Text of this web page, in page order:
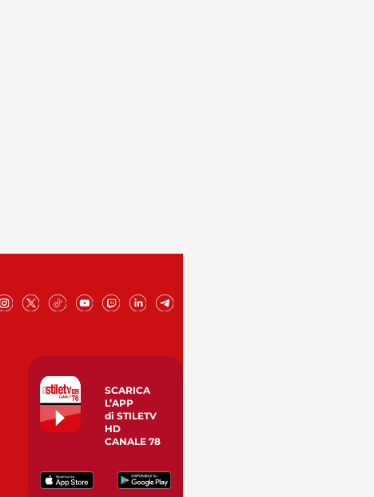
SCARICA
L’APP
di STILETV
HD
CANALE 78